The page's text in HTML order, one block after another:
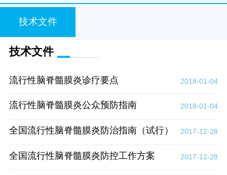
技术文件
技术文件
流行性脑脊髓膜炎诊疗要点 2018-01-04
流行性脑脊髓膜炎公众预防指南 2018-01-04
全国流行性脑脊髓膜炎防治指南（试行） 2017-12-28
全国流行性脑脊髓膜炎防控工作方案 2017-12-28